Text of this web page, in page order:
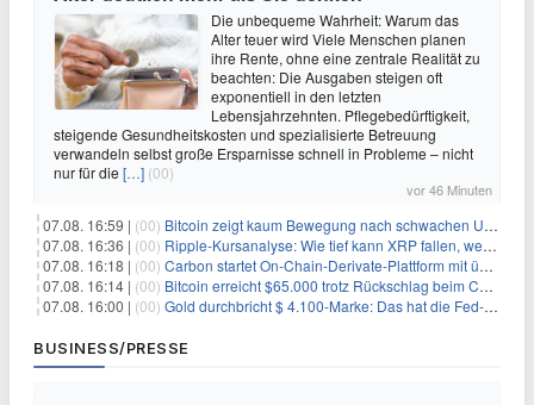
Die unbequeme Wahrheit: Warum das
Alter teuer wird Viele Menschen planen
ihre Rente, ohne eine zentrale Realität zu
beachten: Die Ausgaben steigen oft
exponentiell in den letzten
Lebensjahrzehnten. Pflegebedürftigkeit,
steigende Gesundheitskosten und spezialisierte Betreuung
verwandeln selbst große Ersparnisse schnell in Probleme – nicht
nur für die […] (00)
vor 46 Minuten
07.08. 16:59 | (00) Bitcoin zeigt kaum Bewegung nach schwachen US-Arbeitsmarktdaten, Fed-Zinserhöhungschancen sinken auf 44%
07.08. 16:36 | (00) Ripple-Kursanalyse: Wie tief kann XRP fallen, wenn die $1-Unterstützung am Wochenende verloren geht?
07.08. 16:18 | (00) Carbon startet On-Chain-Derivate-Plattform mit über 950 Märkten in einem Konto
07.08. 16:14 | (00) Bitcoin erreicht $65.000 trotz Rückschlag beim CLARITY Act und fehlendem US-Iran-Abkommen
07.08. 16:00 | (00) Gold durchbricht $ 4.100-Marke: Das hat die Fed-Entscheidung ausgelöst
BUSINESS/PRESSE